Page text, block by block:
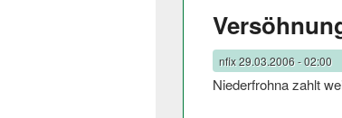
nfix29.03.2006 - 02:00
Niederfrohna zahlt